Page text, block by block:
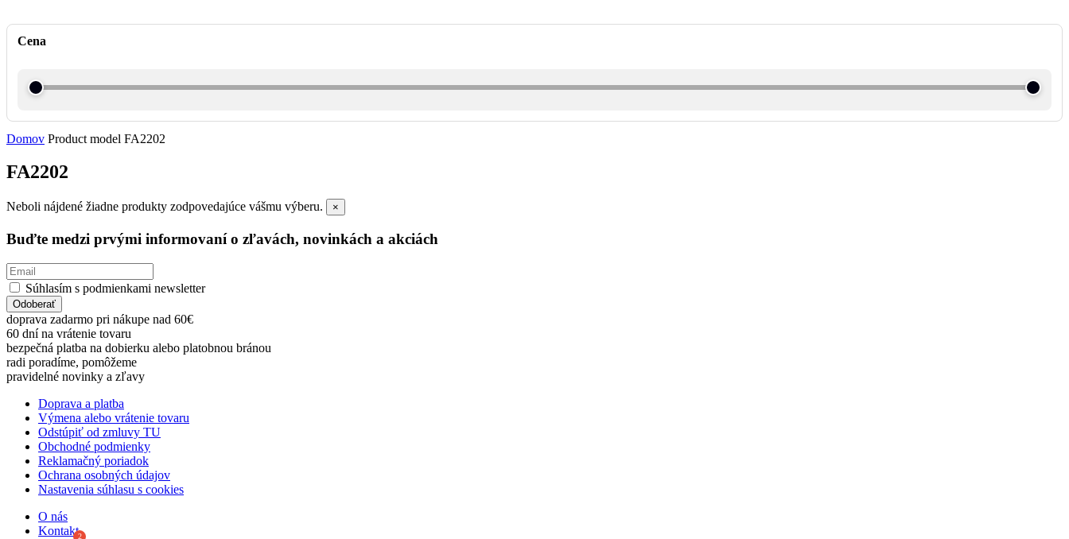
Cena
Domov Product model FA2202
FA2202
Neboli nájdené žiadne produkty zodpovedajúce vášmu výberu. ×
Buďte medzi prvými informovaní o zľavách, novinkách a akciách
Súhlasím s podmienkami newsletter
Odoberať
doprava zadarmo pri nákupe nad 60€
60 dní na vrátenie tovaru
bezpečná platba na dobierku alebo platobnou bránou
radi poradíme, pomôžeme
pravidelné novinky a zľavy
Doprava a platba
Výmena alebo vrátenie tovaru
Odstúpiť od zmluvy TU
Obchodné podmienky
Reklamačný poriadok
Ochrana osobných údajov
Nastavenia súhlasu s cookies
O nás
Kontakt